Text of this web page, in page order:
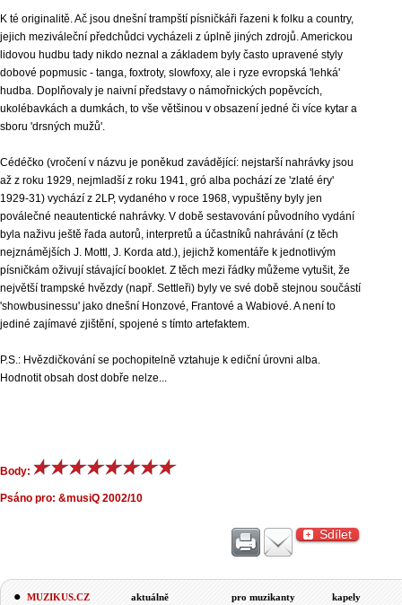
K té originalitě. Ač jsou dnešní trampští písničkáři řazeni k folku a country,
jejich meziváleční předchůdci vycházeli z úplně jiných zdrojů. Americkou
lidovou hudbu tady nikdo neznal a základem byly často upravené styly
dobové popmusic - tanga, foxtroty, slowfoxy, ale i ryze evropská 'lehká'
hudba. Doplňovaly je naivní představy o námořnických popěvcích,
ukolébavkách a dumkách, to vše většinou v obsazení jedné či více kytar a
sboru 'drsných mužů'.
Cédéčko (vročení v názvu je poněkud zavádějící: nejstarší nahrávky jsou
až z roku 1929, nejmladší z roku 1941, gró alba pochází ze 'zlaté éry'
1929-31) vychází z 2LP, vydaného v roce 1968, vypuštěny byly jen
poválečné neautentické nahrávky. V době sestavování původního vydání
byla naživu ještě řada autorů, interpretů a účastníků nahrávání (z těch
nejznámějších J. Mottl, J. Korda atd.), jejichž komentáře k jednotlivým
písničkám oživují stávající booklet. Z těch mezi řádky můžeme vytušit, že
největší trampské hvězdy (např. Settleři) byly ve své době stejnou součástí
'showbusinessu' jako dnešní Honzové, Frantové a Wabiové. A není to
jediné zajímavé zjištění, spojené s tímto artefaktem.
P.S.: Hvězdičkování se pochopitelně vztahuje k ediční úrovni alba.
Hodnotit obsah dost dobře nelze...
Body:
Psáno pro: &musiQ 2002/10
Sdílet
MUZIKUS.CZ
aktuálně
pro muzikanty
kapely